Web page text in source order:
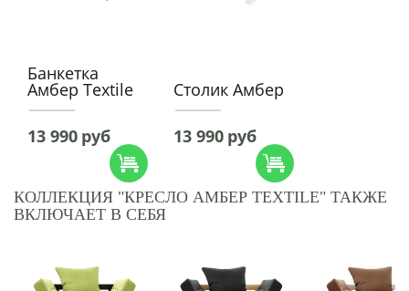
Банкетка
Амбер Textile
13 990 руб
Столик Амбер
13 990 руб
КОЛЛЕКЦИЯ "КРЕСЛО АМБЕР TEXTILE" ТАКЖЕ
ВКЛЮЧАЕТ В СЕБЯ